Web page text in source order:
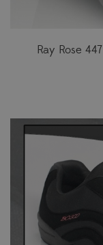
Ray Rose